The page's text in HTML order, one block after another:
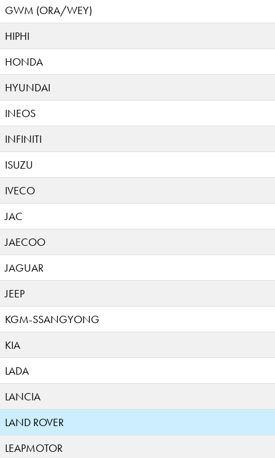
GWM (ORA/WEY)
HIPHI
HONDA
HYUNDAI
INEOS
INFINITI
ISUZU
IVECO
JAC
JAECOO
JAGUAR
JEEP
KGM-SSANGYONG
KIA
LADA
LANCIA
LAND ROVER
LEAPMOTOR